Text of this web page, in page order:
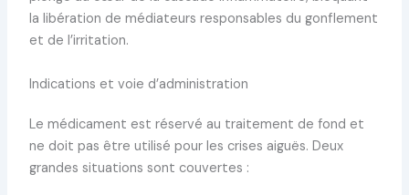
la libération de médiateurs responsables du gonflement
et de l’irritation.
Indications et voie d’administration
Le médicament est réservé au traitement de fond et
ne doit pas être utilisé pour les crises aiguës. Deux
grandes situations sont couvertes :